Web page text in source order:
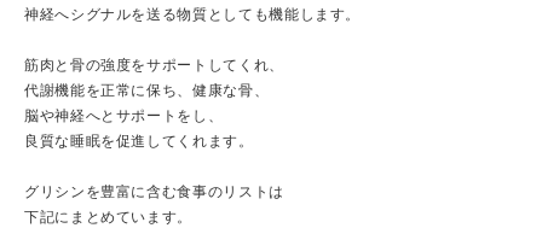
神経へシグナルを送る物質としても機能します。
筋肉と骨の強度をサポートしてくれ、
代謝機能を正常に保ち、健康な骨、
脳や神経へとサポートをし、
良質な睡眠を促進してくれます。
グリシンを豊富に含む食事のリストは
下記にまとめています。